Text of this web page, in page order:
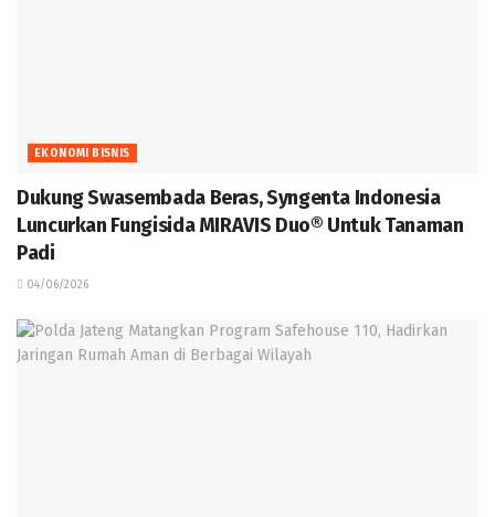
EKONOMI BISNIS
Dukung Swasembada Beras, Syngenta Indonesia
Luncurkan Fungisida MIRAVIS Duo® Untuk Tanaman
Padi
04/06/2026